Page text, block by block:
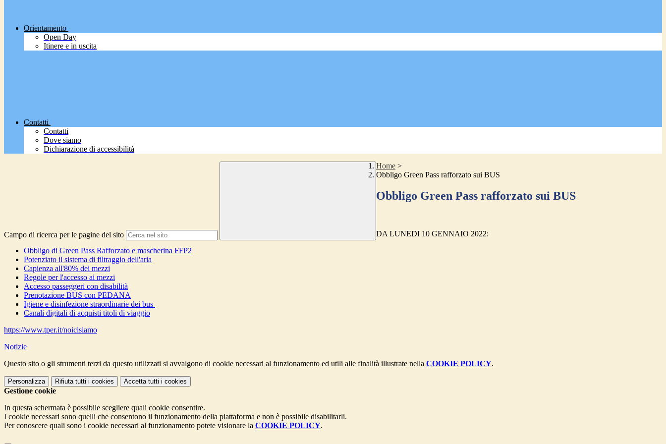
Orientamento
Open Day
Itinere e in uscita
Contatti
Contatti
Dove siamo
Dichiarazione di accessibilità
Campo di ricerca per le pagine del sito
Home >
Obbligo Green Pass rafforzato sui BUS
Obbligo Green Pass rafforzato sui BUS
DA LUNEDI 10 GENNAIO 2022:
Obbligo di Green Pass Rafforzato e mascherina FFP2
Potenziato il sistema di filtraggio dell'aria
Capienza all'80% dei mezzi
Regole per l'accesso ai mezzi
Accesso passeggeri con disabilità
Prenotazione BUS con PEDANA
Igiene e disinfezione straordinarie dei bus
Canali digitali di acquisti titoli di viaggio
https://www.tper.it/noicisiamo
Notizie
Questo sito o gli strumenti terzi da questo utilizzati si avvalgono di cookie necessari al funzionamento ed utili alle finalità illustrate nella COOKIE POLICY.
Personalizza Rifiuta tutti i cookies Accetta tutti i cookies
Gestione cookie
In questa schermata è possibile scegliere quali cookie consentire.
I cookie necessari sono quelli che consentono il funzionamento della piattaforma e non è possibile disabilitarli.
Per conoscere quali sono i cookie necessari al funzionamento potete visionare la COOKIE POLICY.